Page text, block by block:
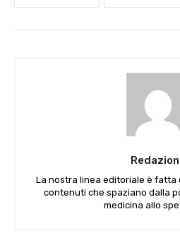
La nostra linea editoriale è fatta
contenuti che spaziano dalla
medicina allo